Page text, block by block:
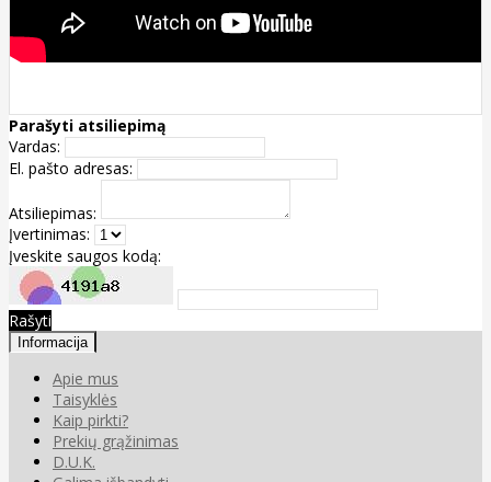
Parašyti atsiliepimą
Vardas:
El. pašto adresas:
Atsiliepimas:
Įvertinimas:
Įveskite saugos kodą:
Rašyti
Informacija
Apie mus
Taisyklės
Kaip pirkti?
Prekių grąžinimas
D.U.K.